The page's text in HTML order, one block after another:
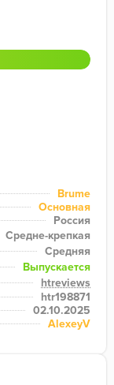
Brume
Основная
Россия
Средне-крепкая
Средняя
Выпускается
htreviews
htr198871
02.10.2025
AlexeyV